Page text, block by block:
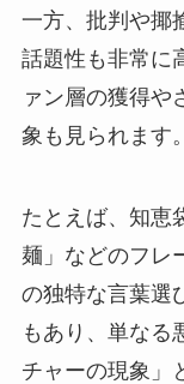
一方、批判や揶
話題性も非常に
ァン層の獲得や
象も見られます。
たとえば、知恵
麺」などのフレ
の独特な言葉選
もあり、単なる
チャーの現象」